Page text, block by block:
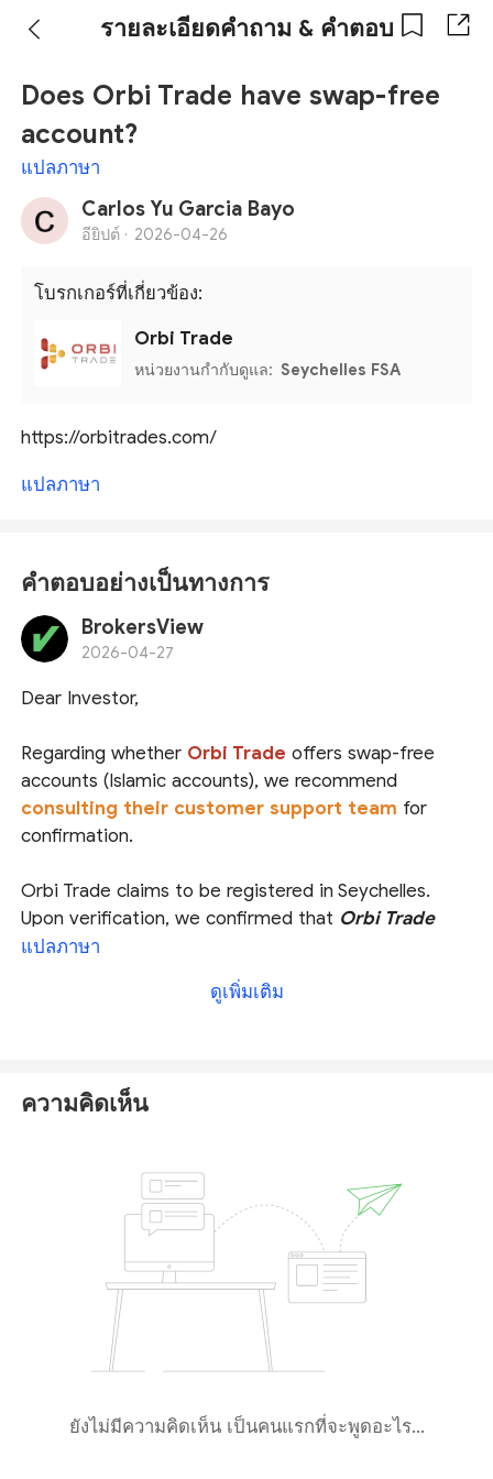
รายละเอียดคำถาม & คำตอบ
Does Orbi Trade have swap-free
account?
แปลภาษา
Carlos Yu Garcia Bayo
อียิปต์ · 2026-04-26
โบรกเกอร์ที่เกี่ยวข้อง:
Orbi Trade
หน่วยงานกำกับดูแล: Seychelles FSA
https://orbitrades.com/
แปลภาษา
คำตอบอย่างเป็นทางการ
BrokersView
2026-04-27
Dear Investor,
Regarding whether Orbi Tradeoffers swap-free
accounts (Islamic accounts), we recommend
consulting their customer support team for
confirmation.
Orbi Trade claims to be registered in Seychelles.
Upon verification, we confirmed that Orbi Trade
International
Seychelles Financial Services Authority (
the official registry includes the platform's
However, please note that the Seychelles FSA is an
Holding its license alone does not guarantee
complete reliability or safety. Additionally, forex and
CFD trading inherently involve certain risks. We
exercise cautionduring the trading
แปลภาษา
ดูเพิ่มเติม
ความคิดเห็น
ยังไม่มีความคิดเห็น เป็นคนแรกที่จะพูดอะไร...